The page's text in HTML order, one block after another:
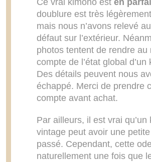
Ce vrai kimono est en
doublure est très
mais nous n’avons relevé
défaut sur l’extérieur.
photos tentent de rendre au
compte de l’état global d’un
Des détails peuvent nous
échappé. Merci de prendre
compte avant achat.
Par ailleurs, il est vrai qu’un
vintage peut avoir une
passé. Cependant, cette
naturellement une fois que